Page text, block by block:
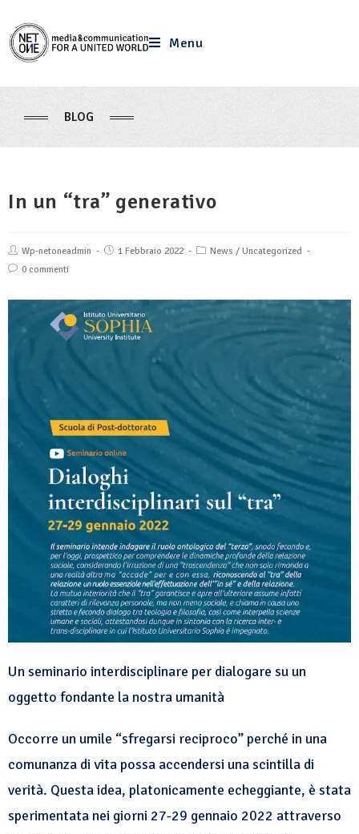
Menu
BLOG
In un “tra” generativo
Wp-netoneadmin 1 Febbraio 2022 News / Uncategorized
0 commenti
Un seminario interdisciplinare per dialogare su un
oggetto fondante la nostra umanità
Occorre un umile “sfregarsi reciproco” perché in una
comunanza di vita possa accendersi una scintilla di
verità. Questa idea, platonicamente echeggiante, è stata
sperimentata nei giorni 27-29 gennaio 2022 attraverso